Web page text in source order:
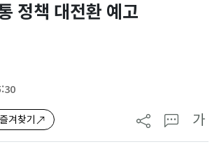
정책 대전환 예고
겨찾기 가